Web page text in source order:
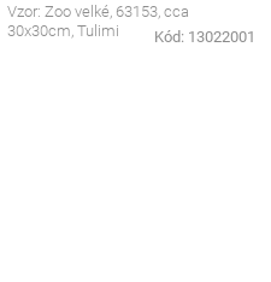
Vzor: Zoo velké, 63153, cca
30x30cm, Tulimi
Kód: 13022001